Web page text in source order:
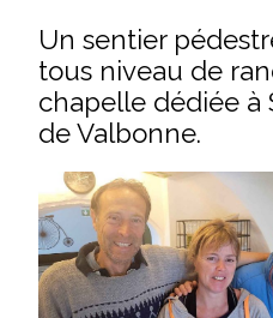
Un sentier
tous niveau de
chapelle dédiée à
de Valbonne.